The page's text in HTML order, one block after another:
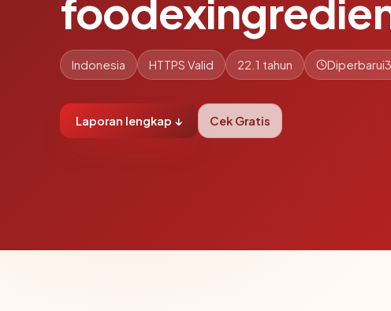
Indonesia HTTPS Valid 22.1 tahun Diperbarui
Laporan lengkap ↓ Cek Gratis